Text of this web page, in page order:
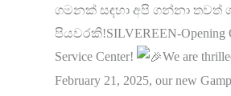
ගමනක් සඳහා අපි ගන්නා තවත්
පියවරකි!SILVEREEN-Opening
Service Center!
We are
February 21, 2025, our new